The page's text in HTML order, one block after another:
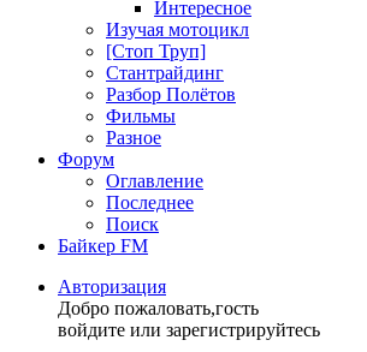
Интересное
Изучая мотоцикл
[Стоп Труп]
Стантрайдинг
Разбор Полётов
Фильмы
Разное
Форум
Оглавление
Последнее
Поиск
Байкер FM
Авторизация
Добро пожаловать,гость
войдите или зарегистрируйтесь